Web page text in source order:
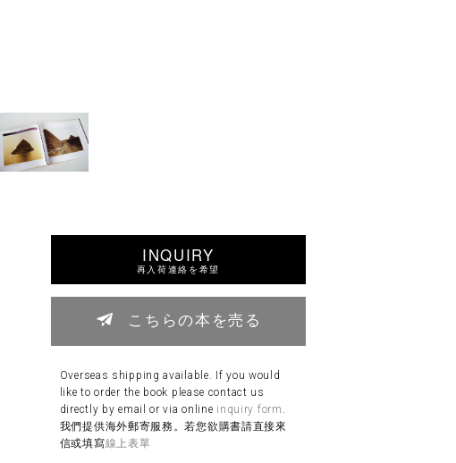
INQUIRY
再入荷連絡を希望
こちらの本を売る
Overseas shipping available. If you would
like to order the book please contact us
directly by email or via online inquiry form .
我們提供海外郵寄服務。若您欲購書請直接來
信或填寫線上表單